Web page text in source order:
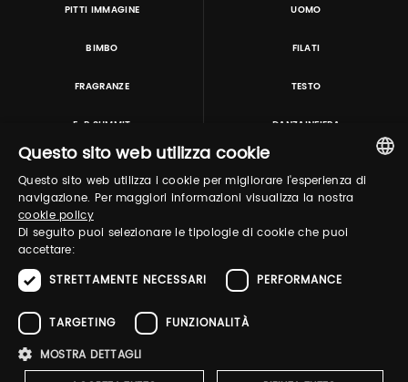
PITTI IMMAGINE UOMO
BIMBO FILATI
FRAGRANZE TESTO
E-P SUMMIT DANZAINFIERA
TUTORING & CONSULTING
Pitti Immagine S.r.l. P.I./CF 03443240480 Capitale sociale 648.457 € N° iscriz. Reg.
imprese Firenze REA FI-363274 ·
Whistleblowing ·Cookies Policy
ITALIAN
Questo sito web utilizza cookie
Questo sito web utilizza i cookie per migliorare l'esperienza di
navigazione. Per maggiori informazioni visualizza la nostra
cookie policy
Di seguito puoi selezionare le tipologie di cookie che puoi
accettare:
STRETTAMENTE NECESSARI
PERFORMANCE
TARGETING
FUNZIONALITÀ
MOSTRA DETTAGLI